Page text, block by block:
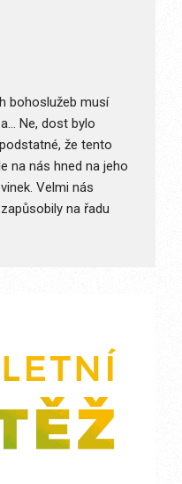
bohoslužeb musí
Ne, dost bylo
že tento
na nás hned na jeho
Velmi nás
na řadu